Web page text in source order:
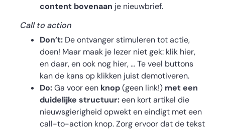
content bovenaan je nieuwbrief.
Call to action
Don’t: De ontvanger stimuleren tot actie,
doen! Maar maak je lezer niet gek: klik hier,
en daar, en ook nog hier, … Te veel buttons
kan de kans op klikken juist demotiveren.
Do:Ga voor een knop(geen link!) met een
duidelijke structuur:een kort artikel die
nieuwsgierigheid opwekt en eindigt met een
call-to-action knop. Zorg ervoor dat de tekst